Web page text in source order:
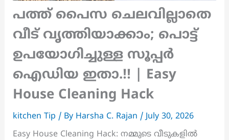
പത്ത് പൈസ ചെലവില്ലാതെ
വീട് വൃത്തിയാക്കാം; പൊട്ട്
ഉപയോഗിച്ചുള്ള സൂപ്പർ
ഐഡിയ ഇതാ.!! | Easy
House Cleaning Hack
kitchen Tip / By Harsha C. Rajan / July 30, 2026
Easy House Cleaning Hack: നമ്മുടെ വീടുകളിൽ